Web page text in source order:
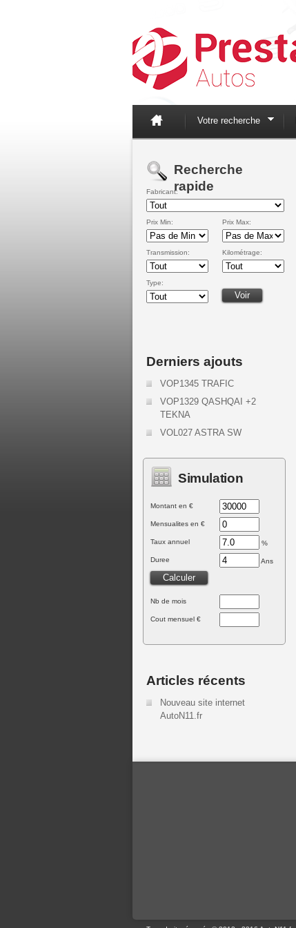
Votre recherche
Recherche
rapide
Fabricant:
Prix Min: Prix Max:
Transmission: Kilométrage:
Type:
Derniers ajouts
VOP1345 TRAFIC
VOP1329 QASHQAI +2
TEKNA
VOL027 ASTRA SW
Simulation
Montant en €
Mensualites en €
Taux annuel %
Duree Ans
Nb de mois
Cout mensuel €
Articles récents
Nouveau site internet
AutoN11.fr